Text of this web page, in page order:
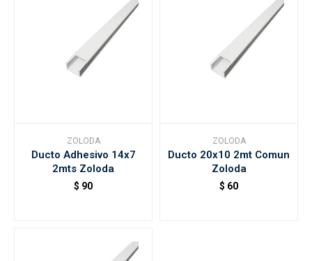
ZOLODA
Ducto Adhesivo 14x7
2mts Zoloda
$ 90
ZOLODA
Ducto 20x10 2mt Comun
Zoloda
$ 60